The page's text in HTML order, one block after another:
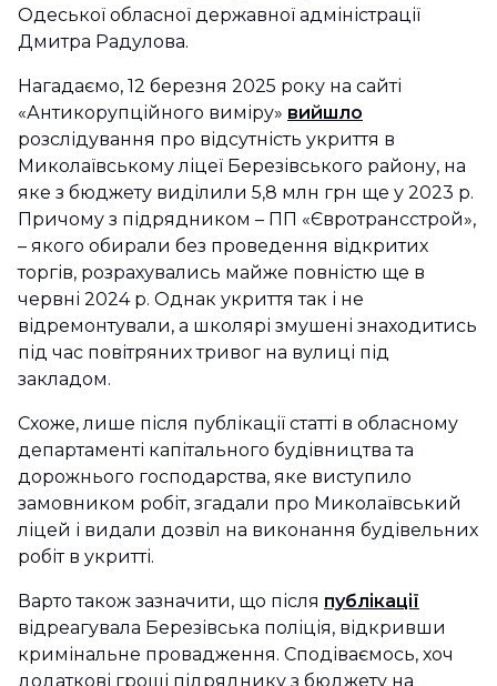
Одеської обласної державної адміністрації
Дмитра Радулова.
Нагадаємо, 12 березня 2025 року на сайті
«Антикорупційного виміру» вийшло
розслідування про відсутність укриття в
Миколаївському ліцеї Березівського району, на
яке з бюджету виділили 5,8 млн грн ще у 2023 р.
Причому з підрядником – ПП «Євротрансстрой»,
– якого обирали без проведення відкритих
торгів, розрахувались майже повністю ще в
червні 2024 р. Однак укриття так і не
відремонтували, а школярі змушені знаходитись
під час повітряних тривог на вулиці під
закладом.
Схоже, лише після публікації статті в обласному
департаменті капітального будівництва та
дорожнього господарства, яке виступило
замовником робіт, згадали про Миколаївський
ліцей і видали дозвіл на виконання будівельних
робіт в укритті.
Варто також зазначити, що після публікації
відреагувала Березівська поліція, відкривши
кримінальне провадження. Сподіваємось, хоч
додаткові гроші підряднику з бюджету на